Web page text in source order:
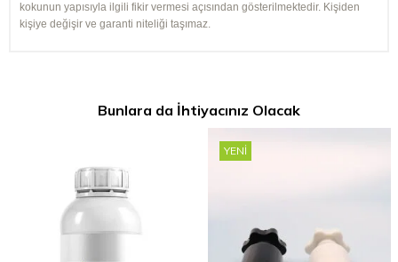
kokunun yapısıyla ilgili fikir vermesi açısından gösterilmektedir. Kişiden
kişiye değişir ve garanti niteliği taşımaz.
Bunlara da İhtiyacınız Olacak
YENI